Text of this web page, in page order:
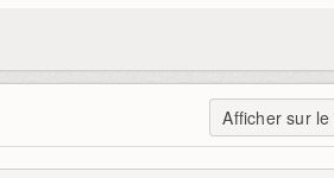
Afficher sur le